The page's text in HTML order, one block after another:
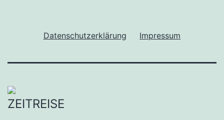
Datenschutzerklärung Impressum